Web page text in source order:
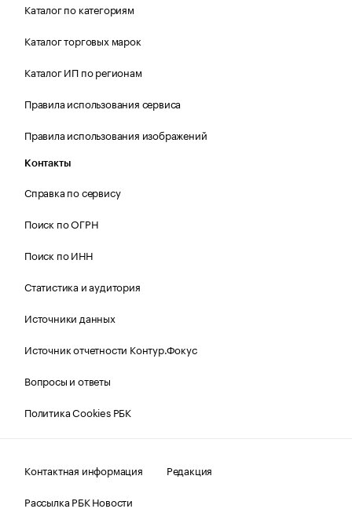
Каталог по категориям
Каталог торговых марок
Каталог ИП по регионам
Правила использования сервиса
Правила использования изображений
Контакты
Справка по сервису
Поиск по ОГРН
Поиск по ИНН
Статистика и аудитория
Источники данных
Источник отчетности Контур.Фокус
Вопросы и ответы
Политика Cookies РБК
Контактная информация
Редакция
Рассылка РБК Новости